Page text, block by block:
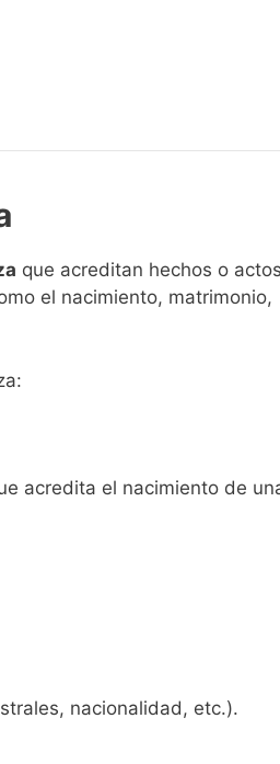
que acreditan hechos o
el nacimiento, matrimonio,
acredita el nacimiento de
nacionalidad, etc.).